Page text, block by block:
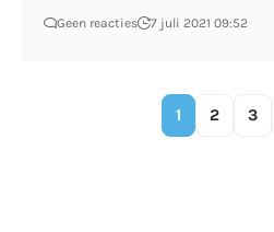
Geen reacties 7 juli 2021 09:52
1 2 3